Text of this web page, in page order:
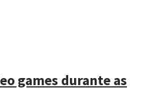
games durante as